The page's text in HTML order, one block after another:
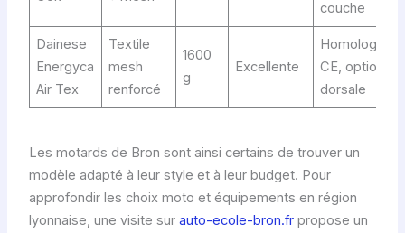
couche
Dainese
Energyca
Air Tex
Textile
mesh
renforcé
1600
g
Excellente
CE, option
dorsale
Les motards de Bron sont ainsi certains de trouver un
modèle adapté à leur style et à leur budget. Pour
approfondir les choix moto et équipements en région
lyonnaise, une visite sur auto-ecole-bron.frpropose un